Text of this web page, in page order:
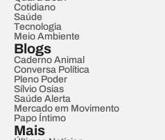
Cotidiano
Saúde
Tecnologia
Meio Ambiente
Blogs
Caderno Animal
Conversa Política
Pleno Poder
Sílvio Osias
Saúde Alerta
Mercado em Movimento
Papo Íntimo
Mais